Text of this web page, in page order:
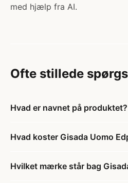
med hjælp fra AI.
Ofte stillede
Hvad er navnet på produktet?
Hvad koster Gisada Uomo
Hvilket mærke står bag